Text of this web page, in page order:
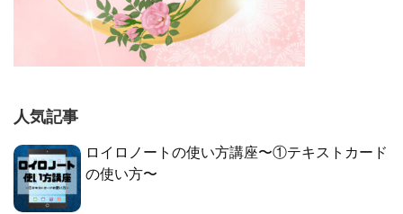
人気記事
ロイロノートの使い方講座〜①テキストカード
の使い方〜